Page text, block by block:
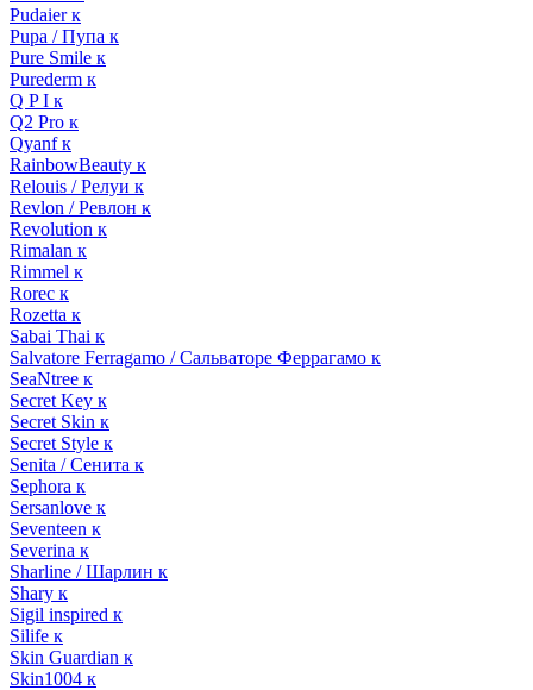
Pudaier к
Pupa / Пупа к
Pure Smile к
Purederm к
Q P I к
Q2 Pro к
Qyanf к
RainbowBeauty к
Relouis / Релуи к
Revlon / Ревлон к
Revolution к
Rimalan к
Rimmel к
Rorec к
Rozetta к
Sabai Thai к
Salvatore Ferragamo / Сальваторе Феррагамо к
SeaNtree к
Secret Key к
Secret Skin к
Secret Style к
Senita / Сенита к
Sephora к
Sersanlove к
Seventeen к
Severina к
Sharline / Шарлин к
Shary к
Sigil inspired к
Silife к
Skin Guardian к
Skin1004 к